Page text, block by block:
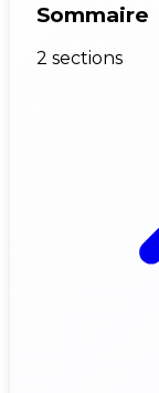
Sommaire
2 sections